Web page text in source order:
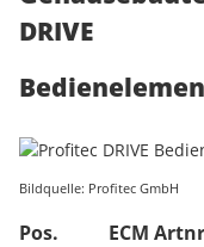
DRIVE
Bildquelle: Profitec GmbH
Pos. ECM